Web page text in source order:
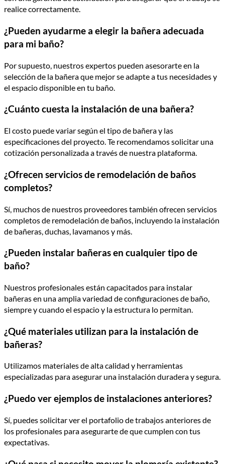
realice correctamente.
¿Pueden ayudarme a elegir la bañera adecuada
para mi baño?
Por supuesto, nuestros expertos pueden asesorarte en la
selección de la bañera que mejor se adapte a tus necesidades y
el espacio disponible en tu baño.
¿Cuánto cuesta la instalación de una bañera?
El costo puede variar según el tipo de bañera y las
especificaciones del proyecto. Te recomendamos solicitar una
cotización personalizada a través de nuestra plataforma.
¿Ofrecen servicios de remodelación de baños
completos?
Sí, muchos de nuestros proveedores también ofrecen servicios
completos de remodelación de baños, incluyendo la instalación
de bañeras, duchas, lavamanos y más.
¿Pueden instalar bañeras en cualquier tipo de
baño?
Nuestros profesionales están capacitados para instalar
bañeras en una amplia variedad de configuraciones de baño,
siempre y cuando el espacio y la estructura lo permitan.
¿Qué materiales utilizan para la instalación de
bañeras?
Utilizamos materiales de alta calidad y herramientas
especializadas para asegurar una instalación duradera y segura.
¿Puedo ver ejemplos de instalaciones anteriores?
Sí, puedes solicitar ver el portafolio de trabajos anteriores de
los profesionales para asegurarte de que cumplen con tus
expectativas.